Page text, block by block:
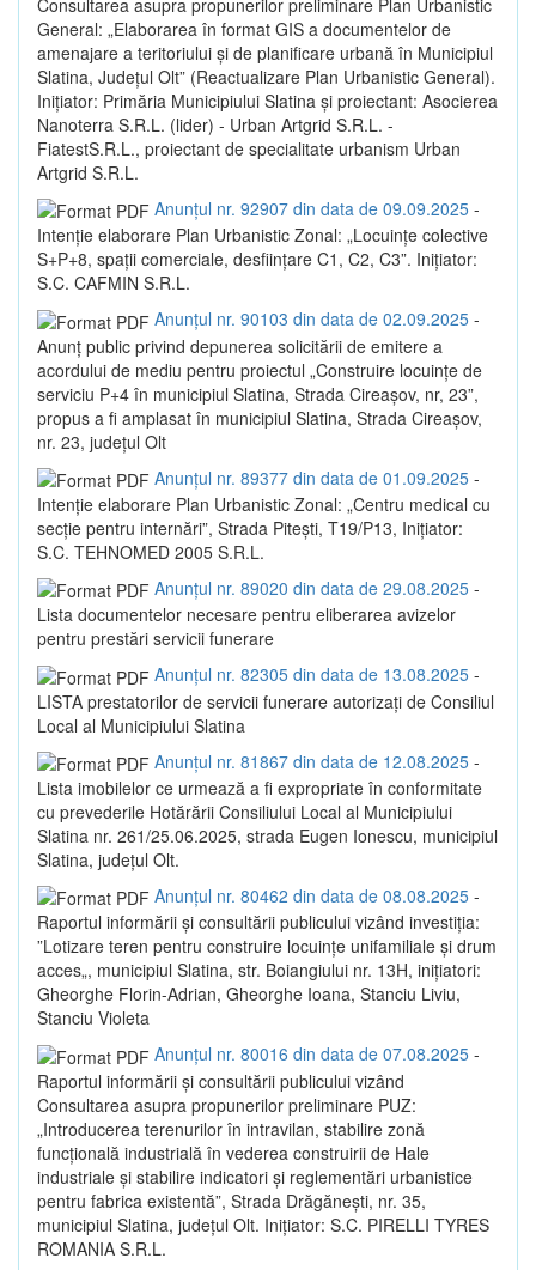
General: „Elaborarea în format GIS a documentelor de
amenajare a teritoriului și de planificare urbană în Municipiul
Slatina, Județul Olt” (Reactualizare Plan Urbanistic General).
Inițiator: Primăria Municipiului Slatina și proiectant: Asocierea
Nanoterra S.R.L. (lider) - Urban Artgrid S.R.L. -
FiatestS.R.L., proiectant de specialitate urbanism Urban
Artgrid S.R.L.
Anunțul nr. 92907 din data de 09.09.2025 -
Intenție elaborare Plan Urbanistic Zonal: „Locuințe colective
S+P+8, spații comerciale, desființare C1, C2, C3”. Inițiator:
S.C. CAFMIN S.R.L.
Anunțul nr. 90103 din data de 02.09.2025 -
Anunț public privind depunerea solicitării de emitere a
acordului de mediu pentru proiectul „Construire locuințe de
serviciu P+4 în municipiul Slatina, Strada Cireașov, nr, 23”,
propus a fi amplasat în municipiul Slatina, Strada Cireașov,
nr. 23, județul Olt
Anunțul nr. 89377 din data de 01.09.2025 -
Intenție elaborare Plan Urbanistic Zonal: „Centru medical cu
secție pentru internări”, Strada Pitești, T19/P13, Inițiator:
S.C. TEHNOMED 2005 S.R.L.
Anunțul nr. 89020 din data de 29.08.2025 -
Lista documentelor necesare pentru eliberarea avizelor
pentru prestări servicii funerare
Anunțul nr. 82305 din data de 13.08.2025 -
LISTA prestatorilor de servicii funerare autorizaţi de Consiliul
Local al Municipiului Slatina
Anunțul nr. 81867 din data de 12.08.2025 -
Lista imobilelor ce urmează a fi expropriate în conformitate
cu prevederile Hotărării Consiliului Local al Municipiului
Slatina nr. 261/25.06.2025, strada Eugen Ionescu, municipiul
Slatina, județul Olt.
Anunțul nr. 80462 din data de 08.08.2025 -
Raportul informării și consultării publicului vizând investiția:
”Lotizare teren pentru construire locuințe unifamiliale și drum
acces„, municipiul Slatina, str. Boiangiului nr. 13H, inițiatori:
Gheorghe Florin-Adrian, Gheorghe Ioana, Stanciu Liviu,
Stanciu Violeta
Anunțul nr. 80016 din data de 07.08.2025 -
Raportul informării și consultării publicului vizând
Consultarea asupra propunerilor preliminare PUZ:
„Introducerea terenurilor în intravilan, stabilire zonă
funcțională industrială în vederea construirii de Hale
industriale și stabilire indicatori și reglementări urbanistice
pentru fabrica existentă”, Strada Drăgănești, nr. 35,
municipiul Slatina, județul Olt. Inițiator: S.C. PIRELLI TYRES
ROMANIA S.R.L.